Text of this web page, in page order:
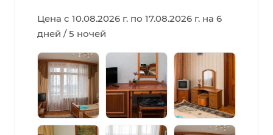
Цена с 10.08.2026 г. по 17.08.2026 г. на 6
дней / 5 ночей